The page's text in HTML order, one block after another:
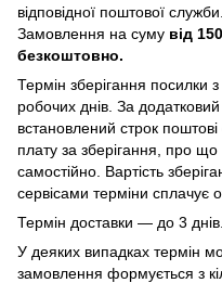
відповідної поштової служби.
Замовлення на суму від
безкоштовно.
Термін зберігання посилки
робочих днів. За
встановлений строк
плату за зберігання, про
самостійно. Вартість
сервісами терміни сплачує
Термін доставки — до 3 днів.
У деяких випадках термін
замовлення формується з